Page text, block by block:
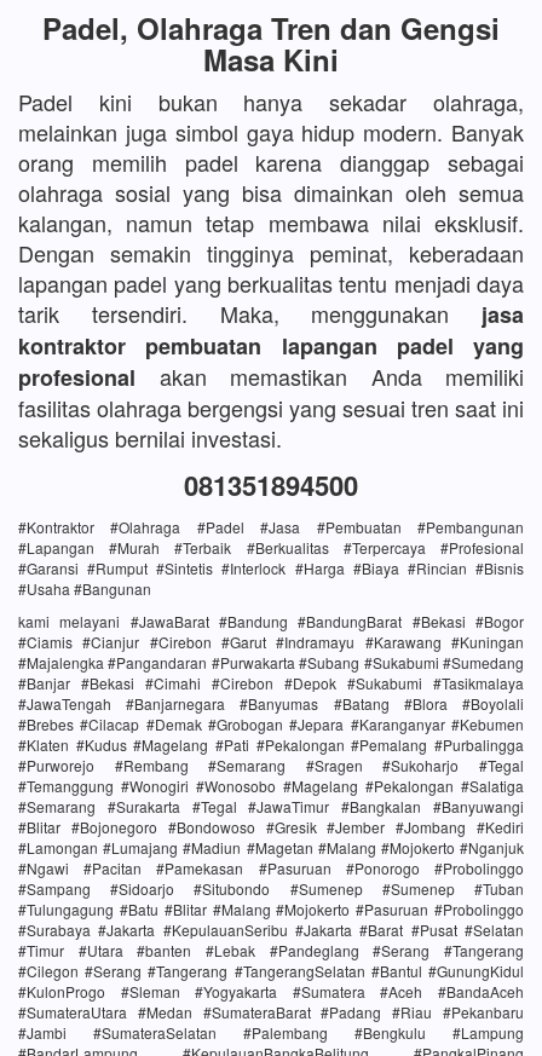
Padel, Olahraga Tren dan Gengsi
Masa Kini
Padel kini bukan hanya sekadar olahraga,
melainkan juga simbol gaya hidup modern. Banyak
orang memilih padel karena dianggap sebagai
olahraga sosial yang bisa dimainkan oleh semua
kalangan, namun tetap membawa nilai eksklusif.
Dengan semakin tingginya peminat, keberadaan
lapangan padel yang berkualitas tentu menjadi daya
tarik tersendiri. Maka, menggunakan jasa
kontraktor pembuatan lapangan padel yang
profesional akan memastikan Anda memiliki
fasilitas olahraga bergengsi yang sesuai tren saat ini
sekaligus bernilai investasi.
081351894500
#Kontraktor #Olahraga #Padel #Jasa #Pembuatan #Pembangunan
#Lapangan #Murah #Terbaik #Berkualitas #Terpercaya #Profesional
#Garansi #Rumput #Sintetis #Interlock #Harga #Biaya #Rincian #Bisnis
#Usaha #Bangunan
kami melayani #JawaBarat #Bandung #BandungBarat #Bekasi #Bogor
#Ciamis #Cianjur #Cirebon #Garut #Indramayu #Karawang #Kuningan
#Majalengka #Pangandaran #Purwakarta #Subang #Sukabumi #Sumedang
#Banjar #Bekasi #Cimahi #Cirebon #Depok #Sukabumi #Tasikmalaya
#JawaTengah #Banjarnegara #Banyumas #Batang #Blora #Boyolali
#Brebes #Cilacap #Demak #Grobogan #Jepara #Karanganyar #Kebumen
#Klaten #Kudus #Magelang #Pati #Pekalongan #Pemalang #Purbalingga
#Purworejo #Rembang #Semarang #Sragen #Sukoharjo #Tegal
#Temanggung #Wonogiri #Wonosobo #Magelang #Pekalongan #Salatiga
#Semarang #Surakarta #Tegal #JawaTimur #Bangkalan #Banyuwangi
#Blitar #Bojonegoro #Bondowoso #Gresik #Jember #Jombang #Kediri
#Lamongan #Lumajang #Madiun #Magetan #Malang #Mojokerto #Nganjuk
#Ngawi #Pacitan #Pamekasan #Pasuruan #Ponorogo #Probolinggo
#Sampang #Sidoarjo #Situbondo #Sumenep #Sumenep #Tuban
#Tulungagung #Batu #Blitar #Malang #Mojokerto #Pasuruan #Probolinggo
#Surabaya #Jakarta #KepulauanSeribu #Jakarta #Barat #Pusat #Selatan
#Timur #Utara #banten #Lebak #Pandeglang #Serang #Tangerang
#Cilegon #Serang #Tangerang #TangerangSelatan #Bantul #GunungKidul
#KulonProgo #Sleman #Yogyakarta #Sumatera #Aceh #BandaAceh
#SumateraUtara #Medan #SumateraBarat #Padang #Riau #Pekanbaru
#Jambi #SumateraSelatan #Palembang #Bengkulu #Lampung